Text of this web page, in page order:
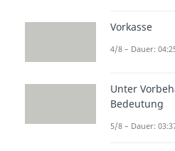
die du
über die
Vorkasse
4/8 – Dauer:
Unter
Bedeutung
5/8 – Dauer: